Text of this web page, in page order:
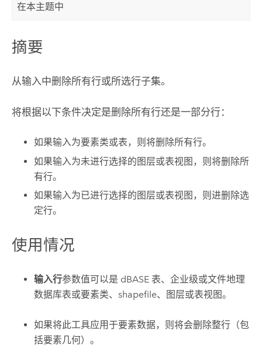
在本主题中
摘要
从输入中删除所有行或所选行子集。
将根据以下条件决定是删除所有行还是一部分行：
如果输入为要素类或表，则将删除所有行。
如果输入为未进行选择的图层或表视图，则将删除所
有行。
如果输入为已进行选择的图层或表视图，则进删除选
定行。
使用情况
输入行参数值可以是 dBASE 表、企业级或文件地理
数据库表或要素类、shapefile、图层或表视图。
如果将此工具应用于要素数据，则将会删除整行（包
括要素几何）。